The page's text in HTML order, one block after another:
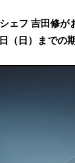
ェフ 吉田修
（日）までの